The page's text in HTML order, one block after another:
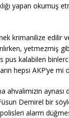
yapan okumuş
krimanilize edilir
yetmezmiş
pus kalabilen
hepsi AKP’ye mi
ahvalimizin aynası
Demirel bir
alarm